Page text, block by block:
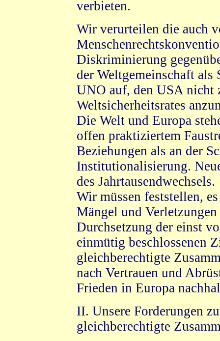
verbieten.
Wir verurteilen die auch
Diskriminierung
der Weltgemeinschaft als
UNO auf, den USA nicht
Weltsicherheitsrates
Die Welt und Europa
offen praktiziertem
Beziehungen als an der
Institutionalisierung.
des Jahrtausendwechsels.
Wir müssen feststellen,
Mängel und
Durchsetzung der einst
einmütig beschlossenen
gleichberechtigte
nach Vertrauen und
Frieden in Europa
II. Unsere Forderungen
gleichberechtigte